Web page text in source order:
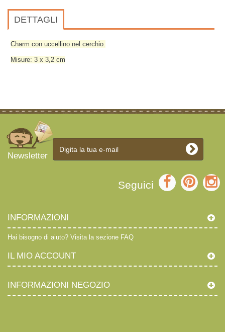
DETTAGLI
Charm con uccellino nel cerchio.
Misure: 3 x 3,2 cm
Newsletter
Seguici
INFORMAZIONI
Hai bisogno di aiuto? Visita la sezione FAQ
IL MIO ACCOUNT
INFORMAZIONI NEGOZIO